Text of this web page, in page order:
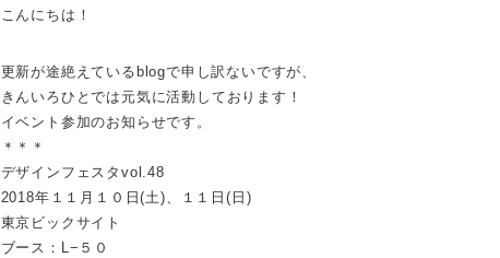
こんにちは！
更新が途絶えているblogで申し訳ないですが、
きんいろひとでは元気に活動しております！
イベント参加のお知らせです。
＊＊＊
デザインフェスタvol.48
2018年１１月１０日(土)、１１日(日)
東京ビックサイト
ブース：L−５０